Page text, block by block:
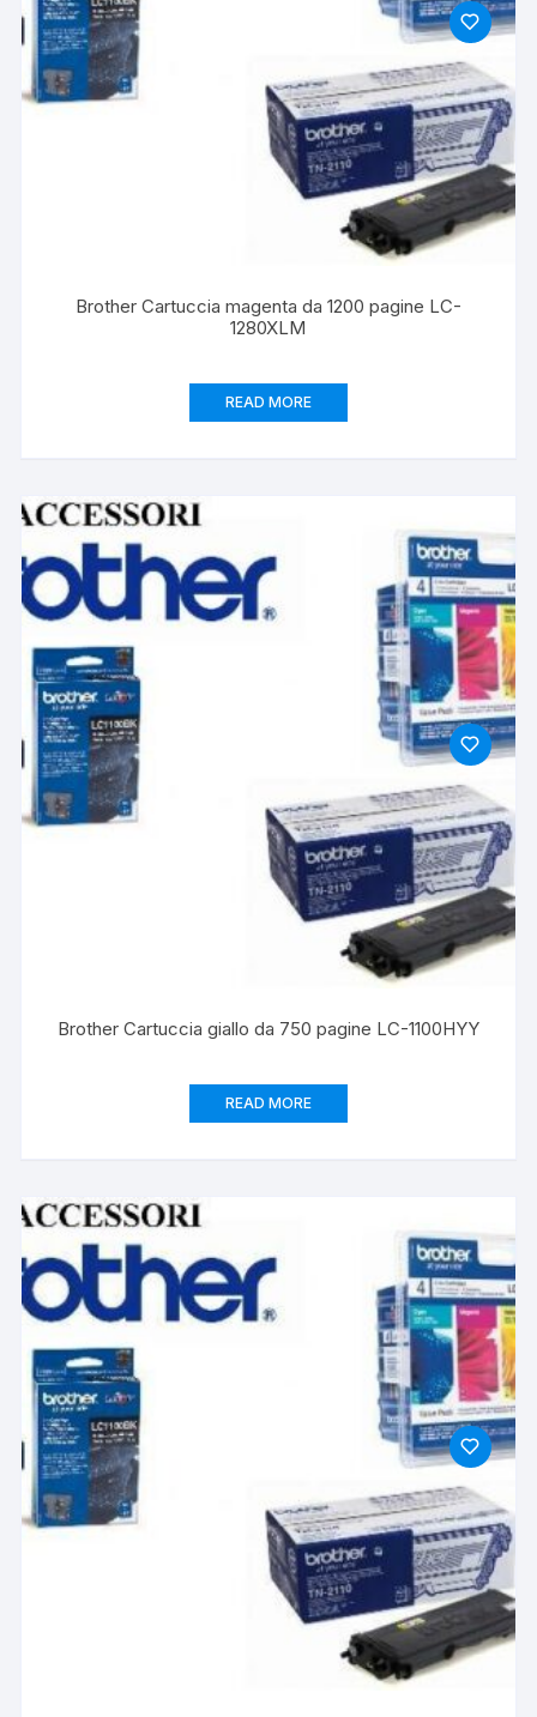
Brother Cartuccia magenta da 1200 pagine LC-
1280XLM
READ MORE
Brother Cartuccia giallo da 750 pagine LC-1100HYY
READ MORE